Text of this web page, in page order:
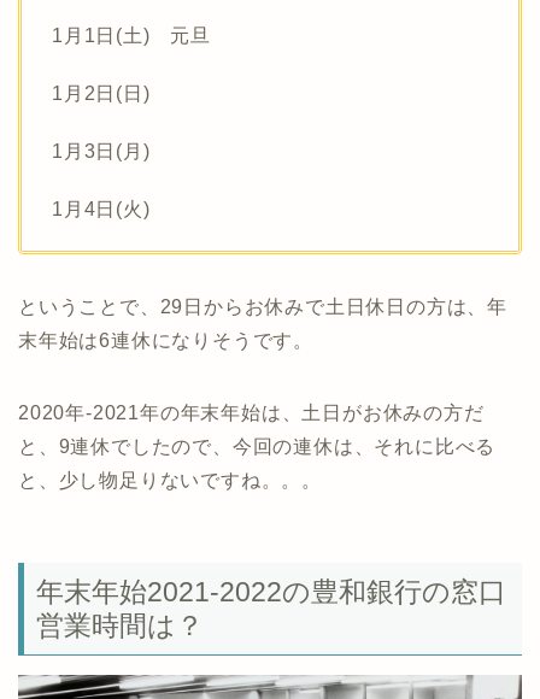
1月1日(土) 元旦
1月2日(日)
1月3日(月)
1月4日(火)
ということで、29日からお休みで土日休日の方は、年
末年始は6連休になりそうです。
2020年-2021年の年末年始は、土日がお休みの方だ
と、9連休でしたので、今回の連休は、それに比べる
と、少し物足りないですね。。。
年末年始2021-2022の豊和銀行の窓口
営業時間は？